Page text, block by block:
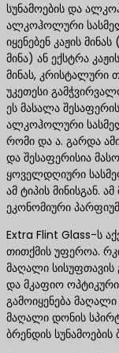
სუნამოების და
ალკოჰოლური
იყენებენ კაჟის
მინა) ან ექსტრა
მინას, კრისტალური
უკეთესი
ეს მასალა
ალკოჰოლური
რომი და ა. გარდა
და შესაფერისია
ყოველდღიური
ამ ტიპის მინისგან.
ეკონომიური
Extra Flint Glass-ს
თითქმის უფეროა.
მაღალი სისუფთავის
და მკაფიო
გამოიყენება
მაღალი დონის
ბრენდის